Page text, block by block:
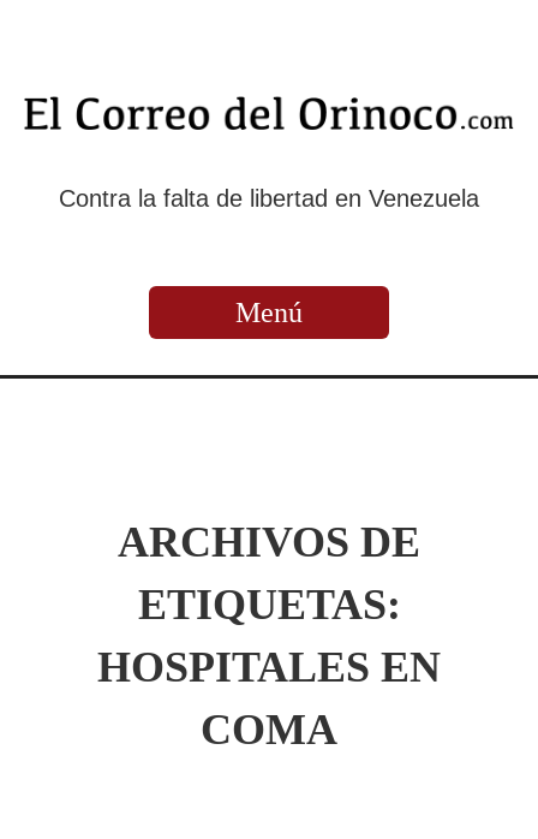
Contra la falta de libertad en Venezuela
Menú
ARCHIVOS DE
ETIQUETAS:
HOSPITALES EN
COMA